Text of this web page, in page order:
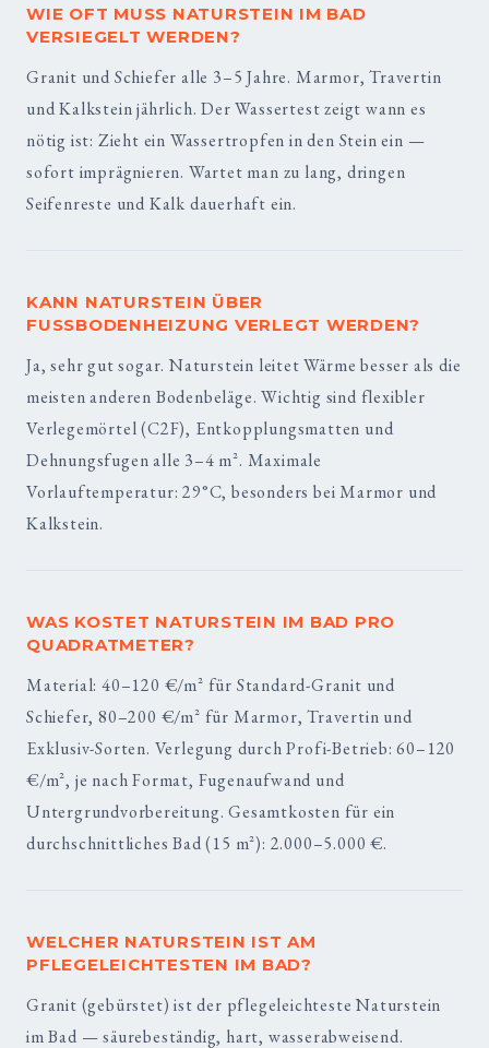
WIE OFT MUSS NATURSTEIN IM BAD
VERSIEGELT WERDEN?
Granit und Schiefer alle 3–5 Jahre. Marmor, Travertin
und Kalkstein jährlich. Der Wassertest zeigt wann es
nötig ist: Zieht ein Wassertropfen in den Stein ein —
sofort imprägnieren. Wartet man zu lang, dringen
Seifenreste und Kalk dauerhaft ein.
KANN NATURSTEIN ÜBER
FUSSBODENHEIZUNG VERLEGT WERDEN?
Ja, sehr gut sogar. Naturstein leitet Wärme besser als die
meisten anderen Bodenbeläge. Wichtig sind flexibler
Verlegemörtel (C2F), Entkopplungsmatten und
Dehnungsfugen alle 3–4 m². Maximale
Vorlauftemperatur: 29°C, besonders bei Marmor und
Kalkstein.
WAS KOSTET NATURSTEIN IM BAD PRO
QUADRATMETER?
Material: 40–120 €/m² für Standard-Granit und
Schiefer, 80–200 €/m² für Marmor, Travertin und
Exklusiv-Sorten. Verlegung durch Profi-Betrieb: 60–120
€/m², je nach Format, Fugenaufwand und
Untergrundvorbereitung. Gesamtkosten für ein
durchschnittliches Bad (15 m²): 2.000–5.000 €.
WELCHER NATURSTEIN IST AM
PFLEGELEICHTESTEN IM BAD?
Granit (gebürstet) ist der pflegeleichteste Naturstein
im Bad — säurebeständig, hart, wasserabweisend.